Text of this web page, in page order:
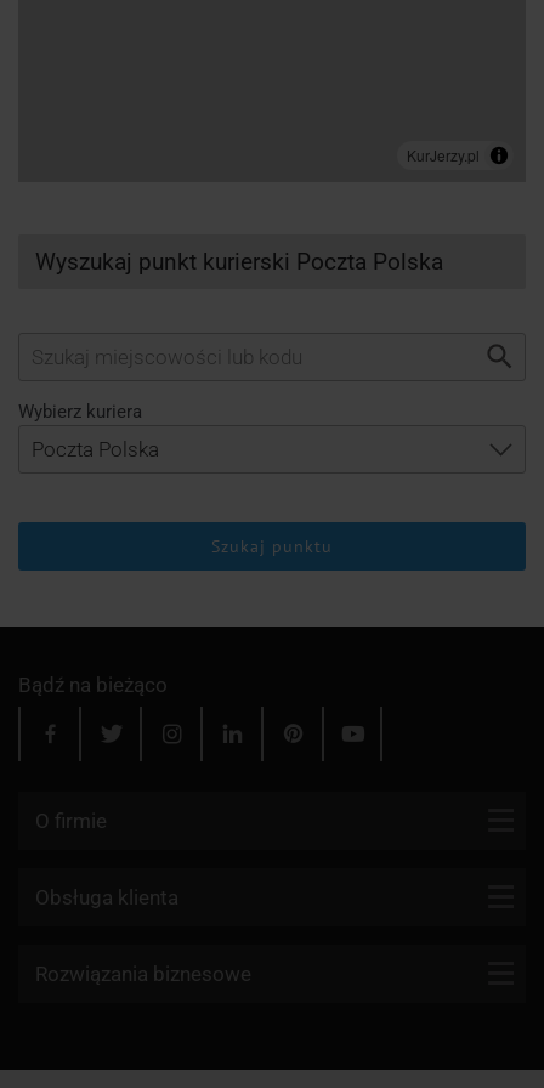
Wyszukaj punkt kurierski Poczta Polska
Wybierz kuriera
Szukaj punktu
Bądź na bieżąco
O firmie
Kontakt
Dlaczego my?
Obsługa klienta
Firmy kurierskie
Rozwiązania biznesowe